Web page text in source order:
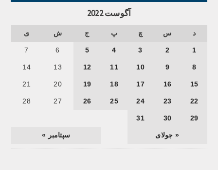
آگوست 2022
د س چ پ ج ش ی
« جولای سپتامبر »
1
2
3
4
5
6
7
8
9
10
11
12
13
14
15
16
17
18
19
20
21
22
23
24
25
26
27
28
29
30
31